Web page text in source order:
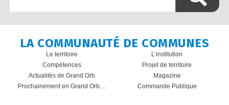
LA COMMUNAUTÉ DE COMMUNES
Le territoire
L’institution
Compétences
Projet de territoire
Actualités de Grand Orb
Magazine
Prochainement en Grand Orb…
Commande Publique